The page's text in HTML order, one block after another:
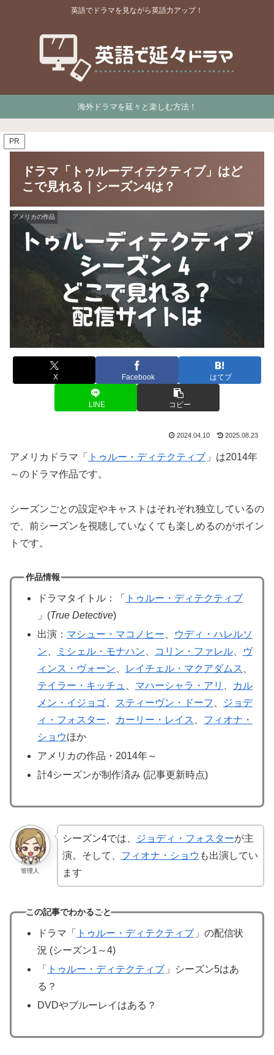
英語でドラマを見ながら英語力アップ！
海外ドラマを延々と楽しむ方法！
PR
ドラマ「トゥルーディテクティブ」はど
こで見れる｜シーズン4は？
アメリカの作品
X Facebook はてブ
LINE コピー
2024.04.10 2025.08.23
アメリカドラマ「 トゥルー・ディテクティブ 」は2014年
～のドラマ作品です。
シーズンごとの設定やキャストはそれぞれ独立しているの
で、前シーズンを視聴していなくても楽しめるのがポイン
トです。
作品情報
ドラマタイトル：「
トゥルー・ディテクティブ
」(True Detective)
出演： マシュー・マコノヒー
ウディ・ハレルソ
ン
ミシェル・モナハン コリン・ファレル、
ヴ
ィンス・ヴォーン
レイチェル・マクアダムス
テイラー・キッチュ
マハーシャラ・アリ
カル
メン・イジョゴ、 スティーヴン・ドーフ
ジョデ
ィ・フォスター
カーリー・レイス
フィオナ・
ショウほか
アメリカの作品・2014年～
計4シーズンが制作済み (記事更新時点)
管理人
シーズン4では、 ジョディ・フォスターが主
演。そして、 フィオナ・ショウ も出演してい
ます
この記事でわかること
ドラマ「 トゥルー・ディテクティブ 」の配信状
況 (シーズン1～4)
「
トゥルー・ディテクティブ 」シーズン5はあ
る？
DVDやブルーレイはある？